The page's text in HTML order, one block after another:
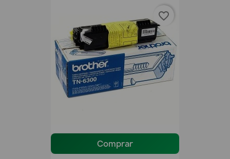
Comprar
favorite_border